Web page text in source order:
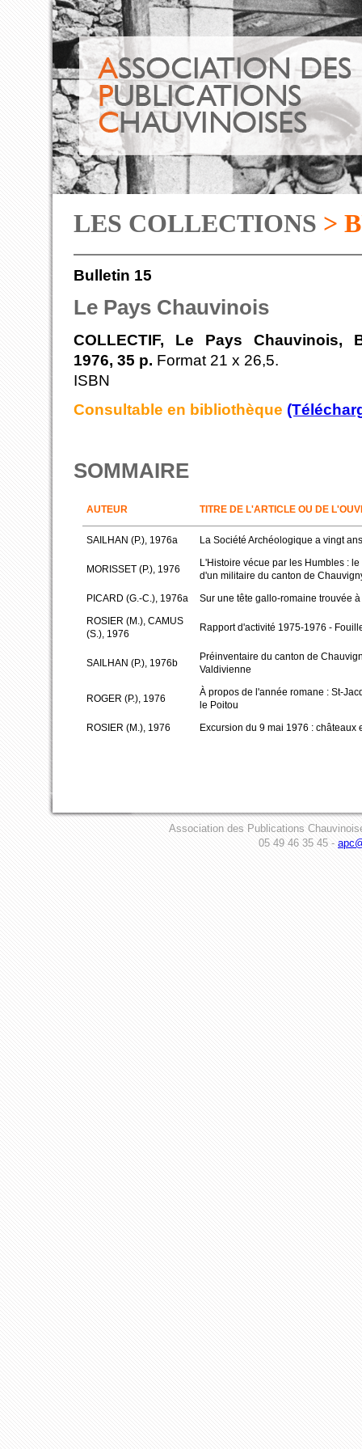
LES COLLECTIONS >
Bulletin 15
Le Pays Chauvinois
COLLECTIF, Le Pays Chauvinois,
1976, 35 p. Format 21 x 26,5.
ISBN
Consultable en bibliothèque
SOMMAIRE
AUTEUR TITRE DE L'ARTICLE OU DE
SAILHAN (P.), 1976a La Société Archéologique a vingt ans
MORISSET (P.), 1976
L'Histoire vécue par les Humbles :
d'un militaire du canton de
PICARD (G.-C.), 1976a
Sur une tête gallo-romaine trouvée
ROSIER (M.), CAMUS
(S.), 1976
Rapport d'activité 1975-1976 -
SAILHAN (P.), 1976b
Préinventaire du canton de
Valdivienne
ROGER (P.), 1976
À propos de l'année romane : St-
le Poitou
ROSIER (M.), 1976
Excursion du 9 mai 1976 : châteaux
Association des Publications
05 49 46 35 45 -